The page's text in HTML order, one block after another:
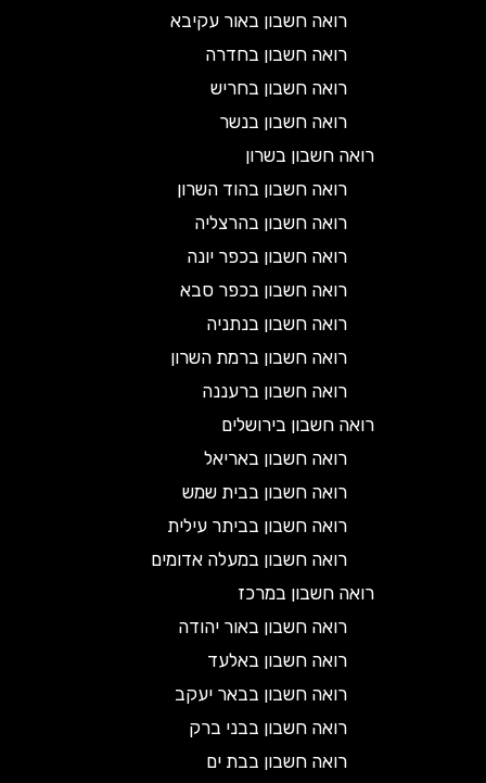
רואה חשבון באור עקיבא
רואה חשבון בחדרה
רואה חשבון בחריש
רואה חשבון בנשר
רואה חשבון בשרון
רואה חשבון בהוד השרון
רואה חשבון בהרצליה
רואה חשבון בכפר יונה
רואה חשבון בכפר סבא
רואה חשבון בנתניה
רואה חשבון ברמת השרון
רואה חשבון ברעננה
רואה חשבון בירושלים
רואה חשבון באריאל
רואה חשבון בבית שמש
רואה חשבון בביתר עילית
רואה חשבון במעלה אדומים
רואה חשבון במרכז
רואה חשבון באור יהודה
רואה חשבון באלעד
רואה חשבון בבאר יעקב
רואה חשבון בבני ברק
רואה חשבון בבת ים